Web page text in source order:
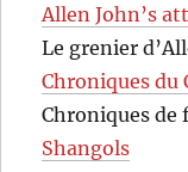
Allen John’s
Le grenier
Chroniques du
Chroniques de
Shangols